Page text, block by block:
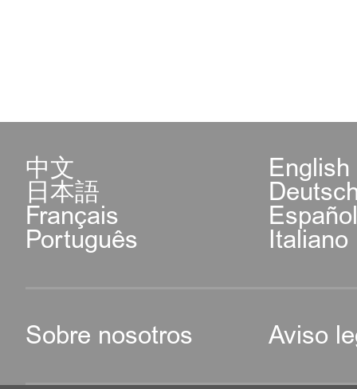
中文 English
日本語
Français
Português Italiano
Sobre nosotros Aviso